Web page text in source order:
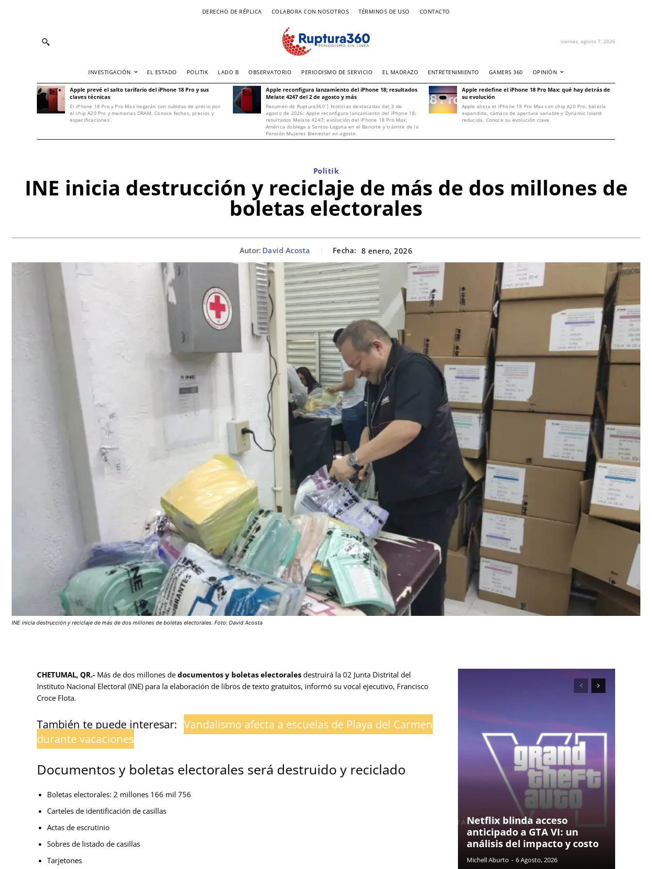
DERECHO DE RÉPLICA COLABORA CON NOSOTROS TÉRMINOS DE USO CONTACTO
viernes, agosto 7, 2026
INVESTIGACIÓN EL ESTADO POLITIK LADO B OBSERVATORIO PERIODISMO DE SERVICIO EL MADRAZO ENTRETENIMIENTO GAMERS 360 OPINIÓN
Apple prevé el salto tarifario del iPhone 18 Pro y sus
claves técnicas
El iPhone 18 Pro y Pro Max llegarán con subidas de precio por
el chip A20 Pro y memorias DRAM. Conoce fechas, precios y
especificaciones.
Apple reconfigura lanzamiento del iPhone 18; resultados
Melate 4247 del 2 de agosto y más
Resumen de Ruptura360 | Noticias destacadas del 3 de
agosto de 2026: Apple reconfigura lanzamiento del iPhone 18;
resultados Melate 4247; evolución del iPhone 18 Pro Max;
América doblega a Santos Laguna en el Banorte y trámite de la
Pensión Mujeres Bienestar en agosto.
Apple redefine el iPhone 18 Pro Max: qué hay detrás de
su evolución
Apple alista el iPhone 18 Pro Max con chip A20 Pro, batería
expandida, cámara de apertura variable y Dynamic Island
reducida. Conoce su evolución clave.
Politik
INE inicia destrucción y reciclaje de más de dos millones de
boletas electorales
Autor: David Acosta Fecha: 8 enero, 2026
INE inicia destrucción y reciclaje de más de dos millones de boletas electorales. Foto: David Acosta
CHETUMAL, QR.- Más de dos millones de documentos y boletas electorales destruirá la 02 Junta Distrital del
Instituto Nacional Electoral (INE) para la elaboración de libros de texto gratuitos, informó su vocal ejecutivo, Francisco
Croce Flota.
También te puede interesar: Vandalismo afecta a escuelas de Playa del Carmen
durante vacaciones
Documentos y boletas electorales será destruido y reciclado
Boletas electorales: 2 millones 166 mil 756
Carteles de identificación de casillas
Actas de escrutinio
Sobres de listado de casillas
Tarjetones
Netflix blinda acceso
anticipado a GTA VI: un
análisis del impacto y costo
Michell Aburto - 6 Agosto, 2026